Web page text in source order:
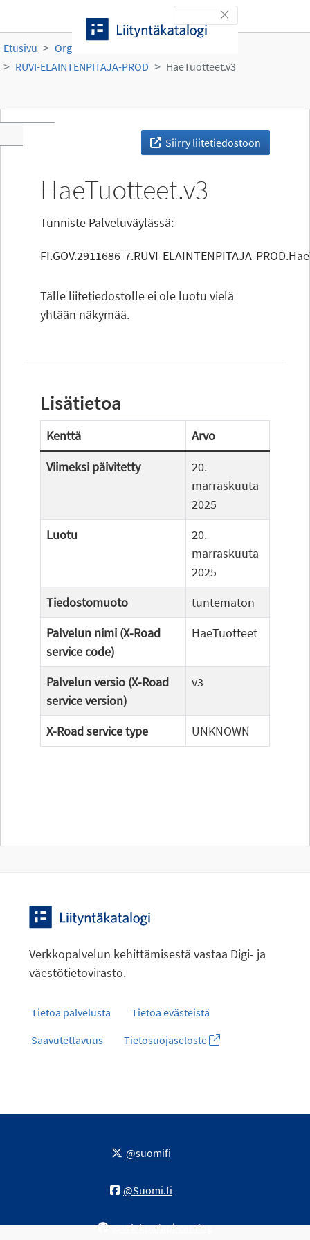
Toggle navigation
Etusivu Organisaatiot
RUVI-ELAINTENPITAJA-PROD
HaeTuotteet.v3
Siirry liitetiedostoon
HaeTuotteet.v3
Tunniste Palveluväylässä:
FI.GOV.2911686-7.RUVI-ELAINTENPITAJA-
Tälle liitetiedostolle ei ole luotu vielä
yhtään näkymää.
Lisätietoa
Kenttä
Arvo
Viimeksi päivitetty
20.
marraskuuta
2025
Luotu
20.
marraskuuta
2025
Tiedostomuoto
tuntematon
Palvelun nimi (X-Road
service code)
HaeTuotteet
Palvelun versio (X-Road
service version)
v3
X-Road service type UNKNOWN
Verkkopalvelun kehittämisestä vastaa Digi- ja
väestötietovirasto.
Tietoa palvelusta
Tietoa evästeistä
Saavutettavuus
Tietosuojaseloste
@suomifi
@Suomi.fi
@vrk-kpa/api-catalog